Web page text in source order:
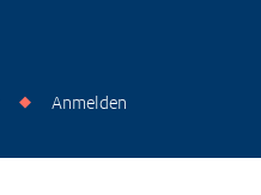
◆ Anmelden